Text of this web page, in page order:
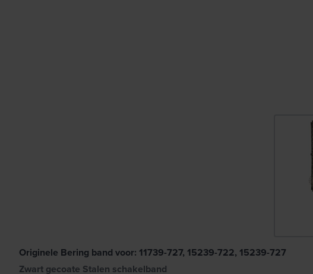
Originele Bering band voor: 11739-727, 15239-722, 15239-727
Zwart gecoate Stalen schakelband